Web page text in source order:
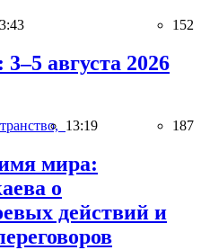
152
августа 2026
13:19 187
мира:
о
действий и